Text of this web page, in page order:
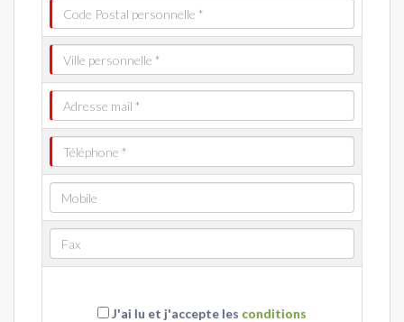
J'ai lu et j'accepte les conditions